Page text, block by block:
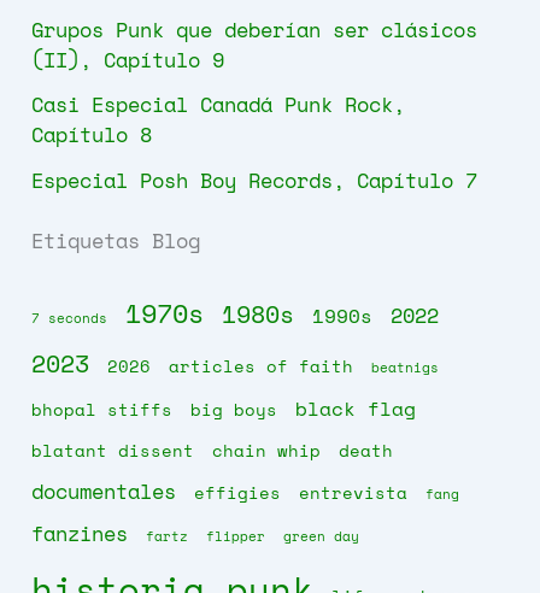
Grupos Punk que deberían ser clásicos
(II), Capítulo 9
Casi Especial Canadá Punk Rock,
Capítulo 8
Especial Posh Boy Records, Capítulo 7
Etiquetas Blog
7 seconds 1970s 1980s 1990s 2022
2023 2026 articles of faith beatnigs
bhopal stiffs big boys black flag
blatant dissent chain whip death
documentales effigies entrevista fang
fanzines fartz flipper green day